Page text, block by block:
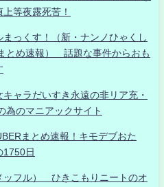
等夜露死苦！
っくす！（新・ナンノひゃくし
とめ速報） 話題な事件からおも
ャラだいすき永遠の非リア充・
為のマニアックサイト
まとめ速報！キモデブおた
1750日
ッフル） ひきこもりニートのオ